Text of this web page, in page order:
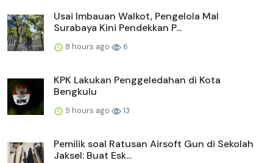
Usai Imbauan Walkot, Pengelola Mal
Surabaya Kini Pendekkan P...
8 hours ago 6
KPK Lakukan Penggeledahan di Kota
Bengkulu
9 hours ago 13
Pemilik soal Ratusan Airsoft Gun di Sekolah
Jaksel: Buat Esk...